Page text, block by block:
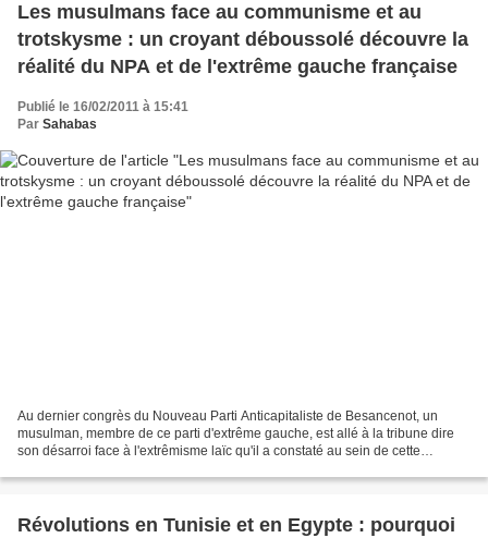
Les musulmans face au communisme et au
trotskysme : un croyant déboussolé découvre la
réalité du NPA et de l'extrême gauche française
Publié le 16/02/2011 à 15:41
Par Sahabas
Au dernier congrès du Nouveau Parti Anticapitaliste de Besancenot, un
musulman, membre de ce parti d'extrême gauche, est allé à la tribune dire
son désarroi face à l'extrêmisme laïc qu'il a constaté au sein de cette
Révolutions en Tunisie et en Egypte : pourquoi